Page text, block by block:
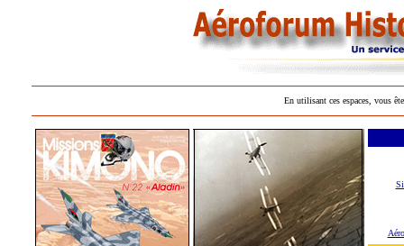
En utilisant ces espaces, vous